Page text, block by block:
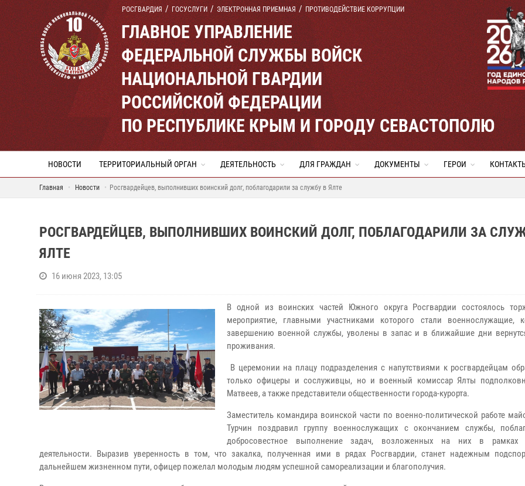
РОСГВАРДИЯ ГОСУСЛУГИ ЭЛЕКТРОННАЯ ПРИЕМНАЯ ПРОТИВОДЕЙСТВИЕ КОРРУПЦИИ
ГЛАВНОЕ УПРАВЛЕНИЕ
ФЕДЕРАЛЬНОЙ СЛУЖБЫ ВОЙСК
НАЦИОНАЛЬНОЙ ГВАРДИИ
РОССИЙСКОЙ ФЕДЕРАЦИИ
ПО РЕСПУБЛИКЕ КРЫМ И ГОРОДУ СЕВАСТОПОЛЮ
НОВОСТИ ТЕРРИТОРИАЛЬНЫЙ ОРГАН ДЕЯТЕЛЬНОСТЬ ДЛЯ ГРАЖДАН ДОКУМЕНТЫ ГЕРОИ
Главная Новости Росгвардейцев, выполнивших воинский долг, поблагодарили за службу в Ялте
РОСГВАРДЕЙЦЕВ, ВЫПОЛНИВШИХ ВОИНСКИЙ ДОЛГ, ПОБЛАГОДАРИЛИ ЗА
ЯЛТЕ
16 июня 2023, 13:05
В одной из воинских частей Южного округа Росгвардии состоялось
мероприятие, главными участниками которого стали военнослужащие,
завершению военной службы, уволены в запас и в ближайшие дни
проживания.
В церемонии на плацу подразделения с напутствиями к росгвардейцам
только офицеры и сослуживцы, но и военный комиссар Ялты
Матвеев, а также представители общественности города-курорта.
Заместитель командира воинской части по военно-политической работе
Турчин поздравил группу военнослужащих с окончанием службы,
добросовестное выполнение задач, возложенных на них в рамках
деятельности. Выразив уверенность в том, что закалка, полученная ими в рядах Росгвардии, станет надежным
дальнейшем жизненном пути, офицер пожелал молодым людям успешной самореализации и благополучия.